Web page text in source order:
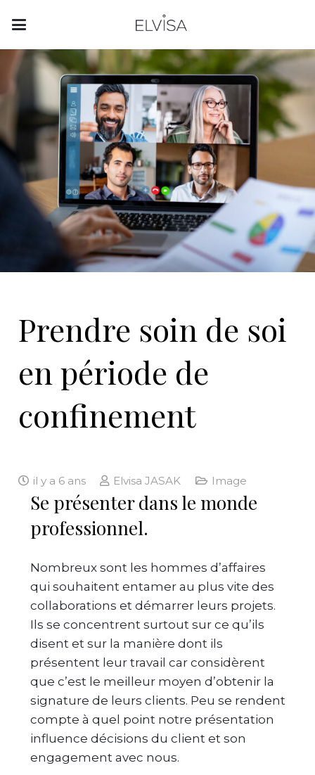
Prendre soin de soi
en période de
confinement
il y a 6 ans Elvisa JASAK Image
Se présenter dans le monde
professionnel.
Nombreux sont les hommes d’affaires
qui souhaitent entamer au plus vite des
collaborations et démarrer leurs projets.
Ils se concentrent surtout sur ce qu’ils
disent et sur la manière dont ils
présentent leur travail car considèrent
que c’est le meilleur moyen d’obtenir la
signature de leurs clients. Peu se rendent
compte à quel point notre présentation
influence décisions du client et son
engagement avec nous.